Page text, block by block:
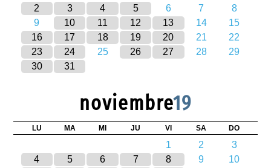
2
3 4 5 6 7
8
9
10 11 12 13 14
15
16
17 18 19 20 21
22
23
24 25 26 27 28
29
30
31
noviembre19
LU MA MI JU VI SA DO
1 2
3
4
5 6 7 8 9
10